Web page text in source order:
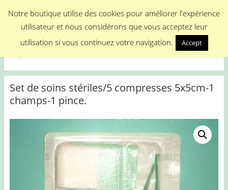
Menu
Medical Promotion
Set de soins stériles/5 compresses 5x5cm-1
champs-1 pince.
Notre boutique utilise des cookies pour améliorer l'expérience
utilisateur et nous considérons que vous acceptez leur
utilisation si vous continuez votre navigation.
Accept